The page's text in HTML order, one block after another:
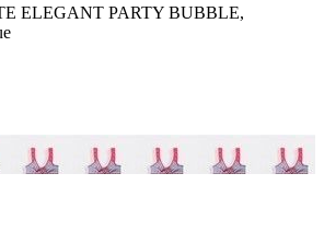
ELEGANT PARTY BUBBLE,